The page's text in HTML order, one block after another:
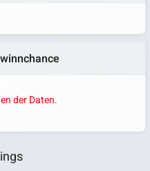
der Daten.